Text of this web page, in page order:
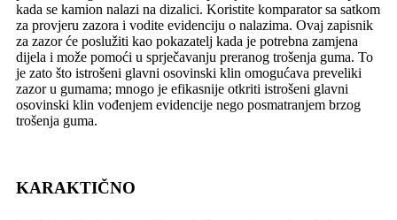
kada se kamion nalazi na dizalici. Koristite komparator sa satkom
za provjeru zazora i vodite evidenciju o nalazima. Ovaj zapisnik
za zazor će poslužiti kao pokazatelj kada je potrebna zamjena
dijela i može pomoći u sprječavanju preranog trošenja guma. To
je zato što istrošeni glavni osovinski klin omogućava preveliki
zazor u gumama; mnogo je efikasnije otkriti istrošeni glavni
osovinski klin vođenjem evidencije nego posmatranjem brzog
trošenja guma.
KARAKTIČNO